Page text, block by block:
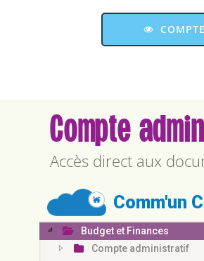
Compte
Accès direct aux
Comm'un
Budget et Finances
Compte administratif